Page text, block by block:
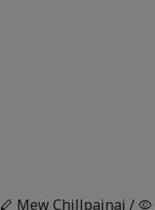
stylus Mew Chillpainai / visibility